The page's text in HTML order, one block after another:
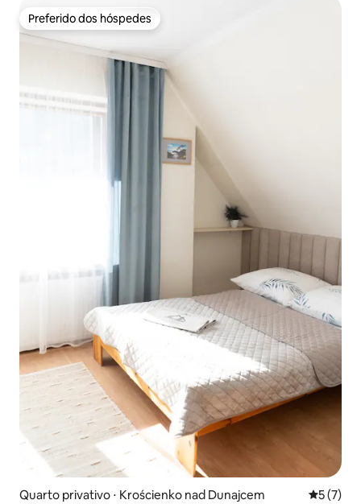
Preferido dos hóspedes
Preferido dos hóspedes
Quarto privativo ⋅ Krościenko nad Dunajcem 5 de
5 (7)